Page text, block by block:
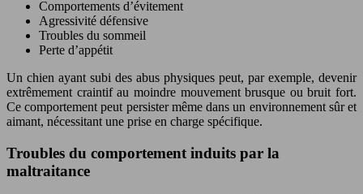
Comportements d’évitement
Agressivité défensive
Troubles du sommeil
Perte d’appétit
Un chien ayant subi des abus physiques peut, par exemple, devenir
extrêmement craintif au moindre mouvement brusque ou bruit fort.
Ce comportement peut persister même dans un environnement sûr et
aimant, nécessitant une prise en charge spécifique.
Troubles du comportement induits par la
maltraitance